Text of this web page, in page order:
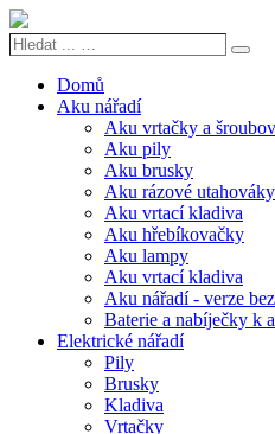
Hledat
Domů
Aku nářadí
Aku vrtačky a
Aku pily
Aku brusky
Aku rázové utahováky
Aku vrtací kladiva
Aku hřebíkovačky
Aku lampy
Aku vrtací kladiva
Aku nářadí - verze
Baterie a nabíječky k
Elektrické nářadí
Pily
Brusky
Kladiva
Vrtačky